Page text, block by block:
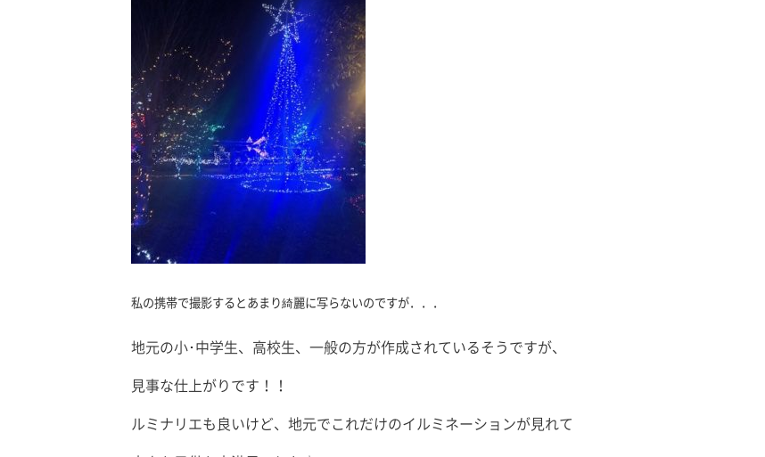
私の携帯で撮影するとあまり綺麗に写らないのですが．．．
地元の小･中学生、高校生、一般の方が作成されているそうですが、
見事な仕上がりです！！
ルミナリエも良いけど、地元でこれだけのイルミネーションが見れて